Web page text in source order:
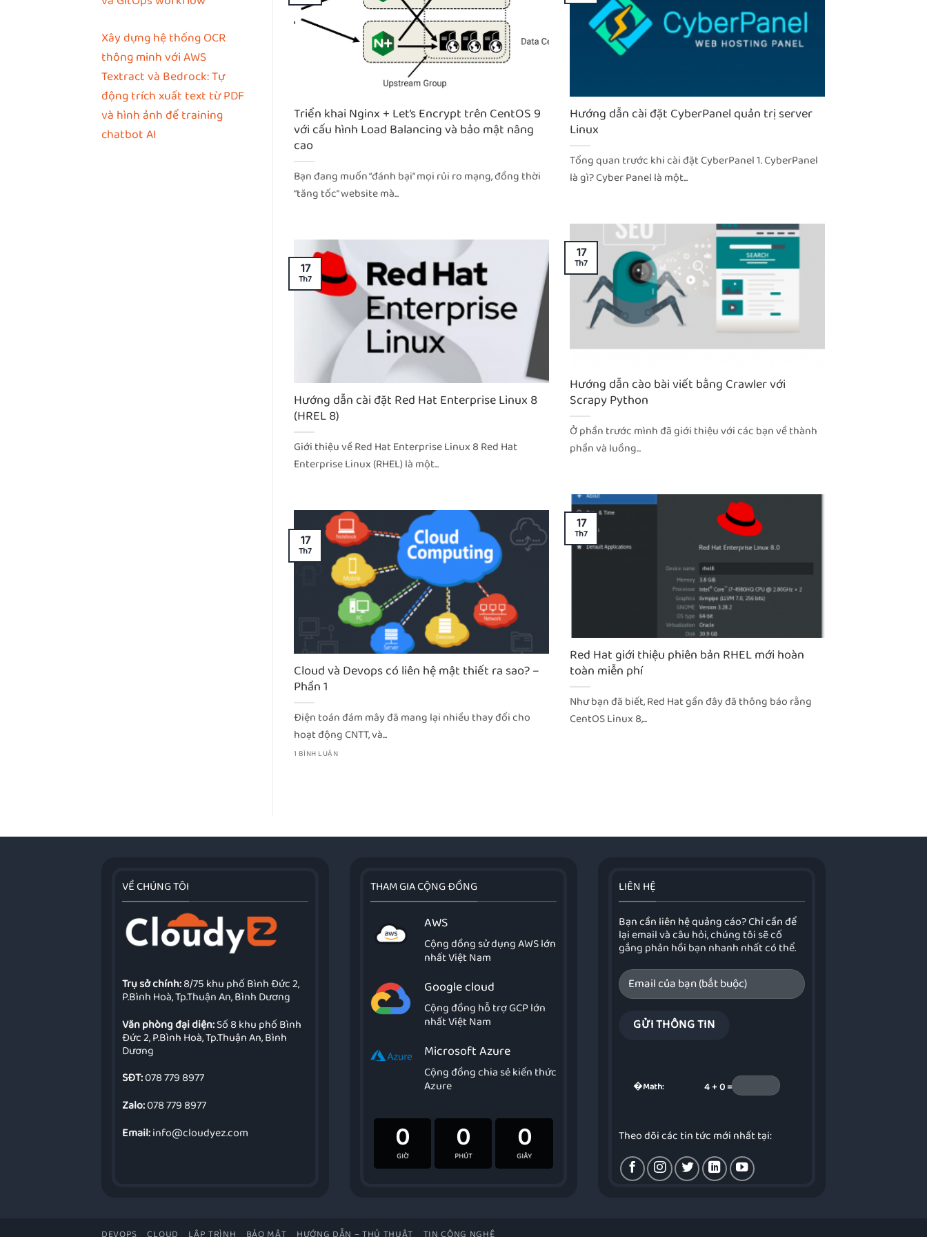
Xây dựng hệ thống OCR
thông minh với AWS
Textract và Bedrock: Tự
động trích xuất text từ PDF
và hình ảnh để training
chatbot AI
Triển khai Nginx + Let’s Encrypt trên CentOS 9
với cấu hình Load Balancing và bảo mật nâng
cao
Bạn đang muốn “đánh bại” mọi rủi ro mạng, đồng thời
“tăng tốc” website mà...
Hướng dẫn cài đặt CyberPanel quản trị server
Linux
Tổng quan trước khi cài đặt CyberPanel 1. CyberPanel
là gì? Cyber Panel là một...
Hướng dẫn cào bài viết bằng Crawler với
Scrapy Python
Ở phần trước mình đã giới thiệu với các bạn về thành
phần và luồng...
17
Th7
Hướng dẫn cài đặt Red Hat Enterprise Linux 8
(HREL 8)
Giới thiệu về Red Hat Enterprise Linux 8 Red Hat
Enterprise Linux (RHEL) là một...
17
Th7
Red Hat giới thiệu phiên bản RHEL mới hoàn
toàn miễn phí
Như bạn đã biết, Red Hat gần đây đã thông báo rằng
CentOS Linux 8,...
17
Th7
Cloud và Devops có liên hệ mật thiết ra sao? –
Phần 1
Điện toán đám mây đã mang lại nhiều thay đổi cho
hoạt động CNTT, và...
1 BÌNH LUẬN
17
Th7
VỀ CHÚNG TÔI
Trụ sở chính:8/75 khu phố Bình Đức 2,
P.Bình Hoà, Tp.Thuận An, Bình Dương
Văn phòng đại diện:Số 8 khu phố Bình
Đức 2, P.Bình Hoà, Tp.Thuận An, Bình
Dương
SĐT:078 779 8977
Zalo:078 779 8977
Email:info@cloudyez.com
THAM GIA CỘNG ĐỒNG
AWS
Cộng dồng sử dụng AWS lớn
nhất Việt Nam
Google cloud
Cộng đồng hỗ trợ GCP lớn
nhất Việt Nam
Microsoft Azure
Cộng đồng chia sẻ kiến thức
Azure
0
GIỜ 0
PHÚT 0
GIÂY
LIÊN HỆ
Bạn cần liên hệ quảng cáo? Chỉ cần để
lại email và câu hỏi, chúng tôi sẽ cố
gắng phản hồi bạn nhanh nhất có thể.
�Math: 4 + 0 =
Theo dõi các tin tức mới nhất tại: